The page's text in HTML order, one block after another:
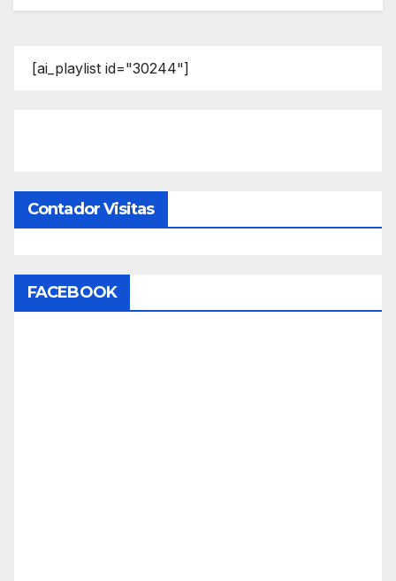
[ai_playlist id="30244"]
Contador Visitas
FACEBOOK